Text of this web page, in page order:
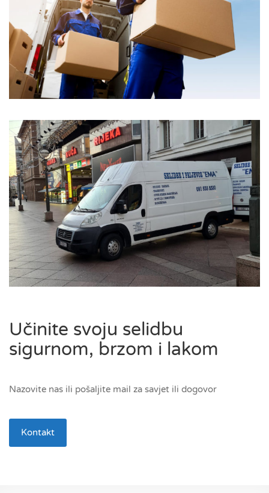
Učinite svoju selidbu
sigurnom, brzom i lakom
Nazovite nas ili pošaljite mail za savjet ili dogovor
Kontakt